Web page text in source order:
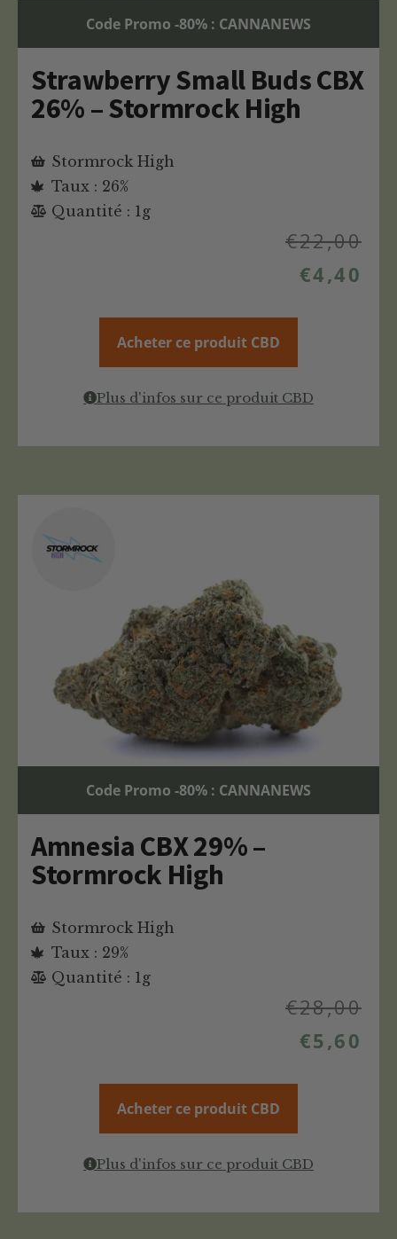
Code Promo -80% : CANNANEWS
Strawberry Small Buds CBX
26% – Stormrock High
Stormrock High
Taux : 26%
Quantité : 1g
€22,00
€4,40
Acheter ce produit CBD
Plus d'infos sur ce produit CBD
Code Promo -80% : CANNANEWS
Amnesia CBX 29% –
Stormrock High
Stormrock High
Taux : 29%
Quantité : 1g
€28,00
€5,60
Acheter ce produit CBD
Plus d'infos sur ce produit CBD